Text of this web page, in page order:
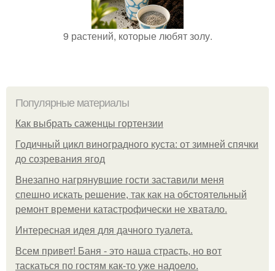
9 растений, которые любят золу.
Популярные материалы
Как выбрать саженцы гортензии
Годичный цикл виноградного куста: от зимней спячки
до созревания ягод
Внезапно нагрянувшие гости заставили меня
спешно искать решение, так как на обстоятельный
ремонт времени катастрофически не хватало.
Интересная идея для дачного туалета.
Всем привет! Баня - это наша страсть, но вот
таскаться по гостям как-то уже надоело.